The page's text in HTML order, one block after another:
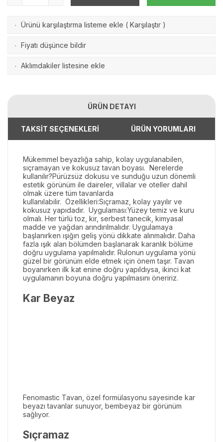
· Ürünü karşılaştırma listeme ekle ( Karşılaştır )
· Fiyatı düşünce bildir
· Aklımdakiler listesine ekle
ÜRÜN DETAYI
TAKSİT SEÇENEKLERİ ÜRÜN YORUMLARI
Mükemmel beyazlığa sahip, kolay uygulanabilen,
sıçramayan ve kokusuz tavan boyası. Nerelerde
kullanılır?Pürüzsüz dokusu ve sunduğu uzun dönemli
estetik görünüm ile daireler, villalar ve oteller dahil
olmak üzere tüm tavanlarda
kullanılabilir. Özellikleri:Sıçramaz, kolay yayılır ve
kokusuz yapıdadır. Uygulaması:Yüzey temiz ve kuru
olmalı. Her türlü toz, kir, serbest tanecik, kimyasal
madde ve yağdan arındırılmalıdır. Uygulamaya
başlanırken ışığın geliş yönü dikkate alınmalıdır. Daha
fazla ışık alan bölümden başlanarak karanlık bölüme
doğru uygulama yapılmalıdır. Rulonun uygulama yönü
güzel bir görünüm elde etmek için önem taşır. Tavan
boyanırken ilk kat enine doğru yapıldıysa, ikinci kat
uygulamanın boyuna doğru yapılmasını öneririz.
Kar Beyaz
Fenomastic Tavan, özel formülasyonu sayesinde kar
beyazı tavanlar sunuyor, bembeyaz bir görünüm
sağlıyor.
Sıçramaz